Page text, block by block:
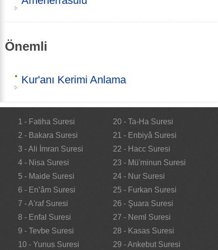
Önemli
Kur'anı Kerimi Anlama
1 - Fatiha Suresi
2 - Bakara Suresi
3 - Ali İmran Suresi
4 - Nisa Suresi
5 - Maide Suresi
6 - En’âm Suresi
7 - A'raf Suresi
8 - Enfal Suresi
9 - Tevbe Suresi
10 - Yunus Suresi
20 - Ta-Ha Suresi
21 - Enbiyâ Suresi
22 - Hacc Suresi
23 - Mü'minun Suresi
24 - Nur Suresi
25 - Furkan Suresi
26 - Şuara Suresi
27 - Neml Suresi
28 - Kasas Suresi
29 - Ankebut Suresi